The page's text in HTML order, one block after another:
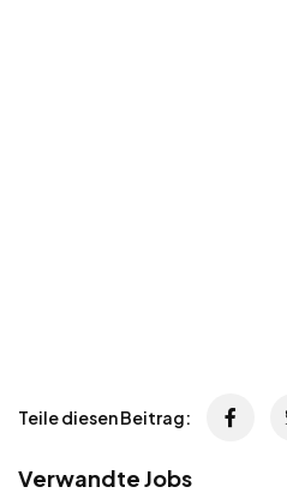
Teile diesen Beitrag:
Verwandte Jobs